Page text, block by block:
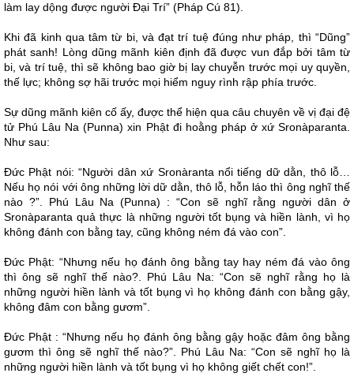
làm lay dộng được người Đại Trí” (Pháp Cú 81).
Khi đã kinh qua tâm từ bi, và đạt trí tuệ đúng như pháp, thì “Dũng”
phát sanh! Lòng dũng mãnh kiên định đã được vun đắp bởi tâm từ
bi, và trí tuệ, thì sẽ không bao giờ bị lay chuyễn trước mọi uy quyền,
thế lực; không sợ hãi trước mọi hiểm nguy rình rập phía trước.
Sự dũng mãnh kiên cố ấy, được thể hiện qua câu chuyên về vị đại đệ
tử Phú Lâu Na (Punna) xin Phật đi hoằng pháp ở xứ Sronàparanta.
Như sau:
Đức Phật nói: “Người dân xứ Sronàranta nổi tiếng dữ dằn, thô lỗ…
Nếu họ nói với ông những lời dữ dằn, thô lỗ, hỗn láo thì ông nghĩ thế
nào ?”. Phú Lâu Na (Punna) : “Con sẽ nghĩ rằng người dân ở
Sronàparanta quả thực là những người tốt bụng và hiền lành, vì họ
không đánh con bằng tay, cũng không ném đá vào con”.
Đức Phật: “Nhưng nếu họ đánh ông bằng tay hay ném đá vào ông
thì ông sẽ nghĩ thế nào?. Phú Lâu Na: “Con sẽ nghĩ rằng họ là
những người hiền lành và tốt bụng vì họ không đánh con bằng gậy,
không đâm con bằng gươm”.
Đức Phật : “Nhưng nếu họ đánh ông bằng gậy hoặc đâm ông bằng
gươm thì ông sẽ nghĩ thế nào?”. Phú Lâu Na: “Con sẽ nghĩ họ là
những người hiền lành và tốt bụng vì họ không giết chết con!”.